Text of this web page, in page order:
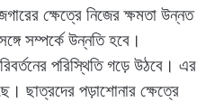
ক্ষেত্রে নিজের ক্ষমতা উন্নত
সম্পর্কে উন্নতি হবে।
পরিস্থিতি গড়ে উঠবে। এর
ছাত্রদের পড়াশোনার ক্ষেত্রে